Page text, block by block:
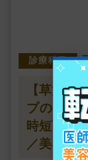
診療科目
【草津駅
プの高待
時短可能
／美容未